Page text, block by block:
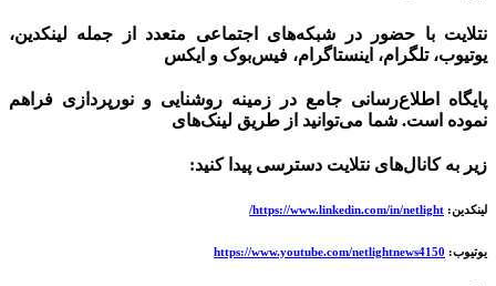
نتلایت با حضور در شبکه‌های اجتماعی متعدد از جمله لینکدین،
یوتیوب، تلگرام، اینستاگرام، فیس‌بوک و ایکس
پایگاه اطلاع‌رسانی جامع در زمینه روشنایی و نورپردازی فراهم
نموده است. شما می‌توانید از طریق لینک‌های
زیر به کانال‌های نتلایت دسترسی پیدا کنید:
لینکدین: https://www.linkedin.com/in/netlight/
یوتیوب: https://www.youtube.com/netlightnews4150